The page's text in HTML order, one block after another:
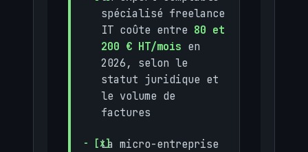
spécialisé freelance
IT coûte entre 80 et
200 € HT/mois en
2026, selon le
statut juridique et
le volume de
factures
La micro-entreprise